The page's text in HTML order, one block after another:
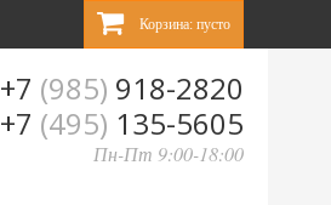
Корзина: пусто
+7 (985) 918-2820
+7 (495) 135-5605
Пн-Пт 9:00-18:00